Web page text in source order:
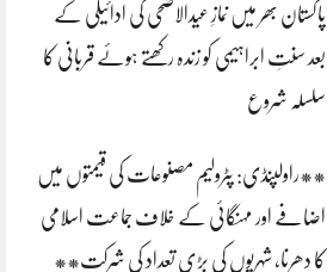
پاکستان بھر میں نمازِ عیدالاضحی کی ادائیگی کے
بعد سنتِ ابراہیمی کو زندہ رکھتے ہوئے قربانی کا
سلسلہ شروع
**راولپنڈی: پٹرولیم مصنوعات کی قیمتوں میں
اضافے اور مہنگائی کے خلاف جماعت اسلامی
کا دھرنا، شہریوں کی بڑی تعداد کی شرکت**